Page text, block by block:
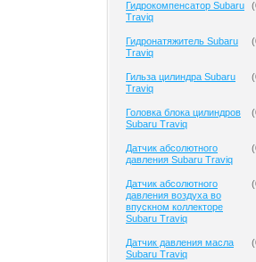
Гидрокомпенсатор Subaru
Traviq
(
Гидронатяжитель Subaru
Traviq
(
Гильза цилиндра Subaru
Traviq
(
Головка блока цилиндров
Subaru Traviq
(
Датчик абсолютного
давления Subaru Traviq
(
Датчик абсолютного
давления воздуха во
впускном коллекторе
Subaru Traviq
(
Датчик давления масла
Subaru Traviq
(